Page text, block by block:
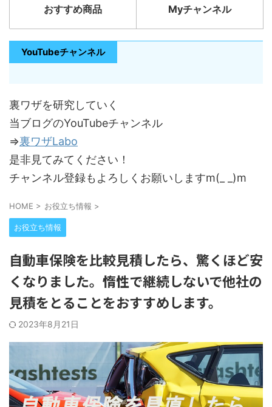
おすすめ商品 Myチャンネル
YouTubeチャンネル
裏ワザを研究していく
当ブログのYouTubeチャンネル
⇒裏ワザLabo
是非見てみてください！
チャンネル登録もよろしくお願いしますm(_ _)m
HOME > お役立ち情報 >
お役立ち情報
自動車保険を比較見積したら、驚くほど安
くなりました。惰性で継続しないで他社の
見積をとることをおすすめします。
2023年8月21日